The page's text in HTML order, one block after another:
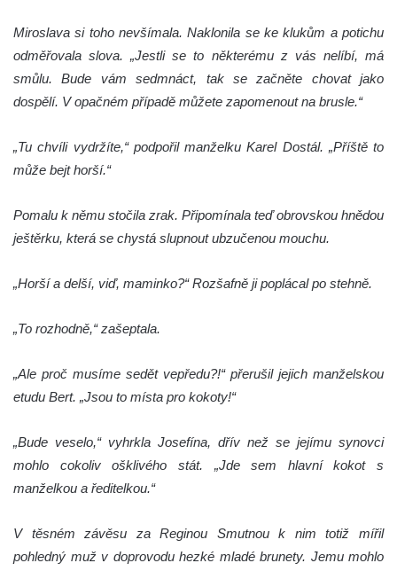
Miroslava si toho nevšímala. Naklonila se ke klukům a potichu
odměřovala slova. „Jestli se to některému z vás nelíbí, má
smůlu. Bude vám sedmnáct, tak se začněte chovat jako
dospělí. V opačném případě můžete zapomenout na brusle.“
„Tu chvíli vydržíte,“ podpořil manželku Karel Dostál. „Příště to
může bejt horší.“
Pomalu k němu stočila zrak. Připomínala teď obrovskou hnědou
ještěrku, která se chystá slupnout ubzučenou mouchu.
„Horší a delší, viď, maminko?“ Rozšafně ji poplácal po stehně.
„To rozhodně,“ zašeptala.
„Ale proč musíme sedět vepředu?!“ přerušil jejich manželskou
etudu Bert. „Jsou to místa pro kokoty!“
„Bude veselo,“ vyhrkla Josefína, dřív než se jejímu synovci
mohlo cokoliv ošklivého stát. „Jde sem hlavní kokot s
manželkou a ředitelkou.“
V těsném závěsu za Reginou Smutnou k nim totiž mířil
pohledný muž v doprovodu hezké mladé brunety. Jemu mohlo